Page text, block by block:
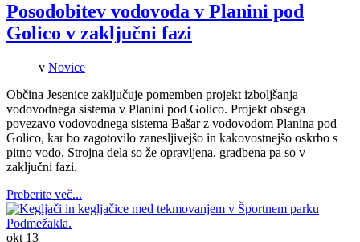
Posodobitev vodovoda v Planini pod
Golico v zaključni fazi
v Novice
Občina Jesenice zaključuje pomemben projekt izboljšanja
vodovodnega sistema v Planini pod Golico. Projekt obsega
povezavo vodovodnega sistema Bašar z vodovodom Planina pod
Golico, kar bo zagotovilo zanesljivejšo in kakovostnejšo oskrbo s
pitno vodo. Strojna dela so že opravljena, gradbena pa so v
zaključni fazi.
Preberite več...
okt 13